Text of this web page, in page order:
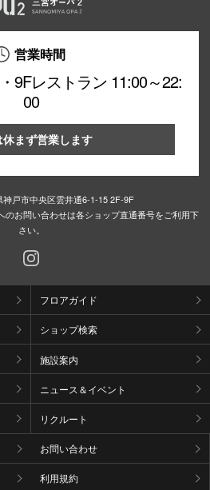
営業時間
9Fレストラン 11:00～22:
00
まず営業します
戸市中央区雲井通6-1-15 2F-9F
問い合わせは各ショップ直通番号をご利用下
さい。
フロアガイド
ショップ検索
施設案内
ニュース＆イベント
リクルート
お問い合わせ
利用規約
仙台フォ